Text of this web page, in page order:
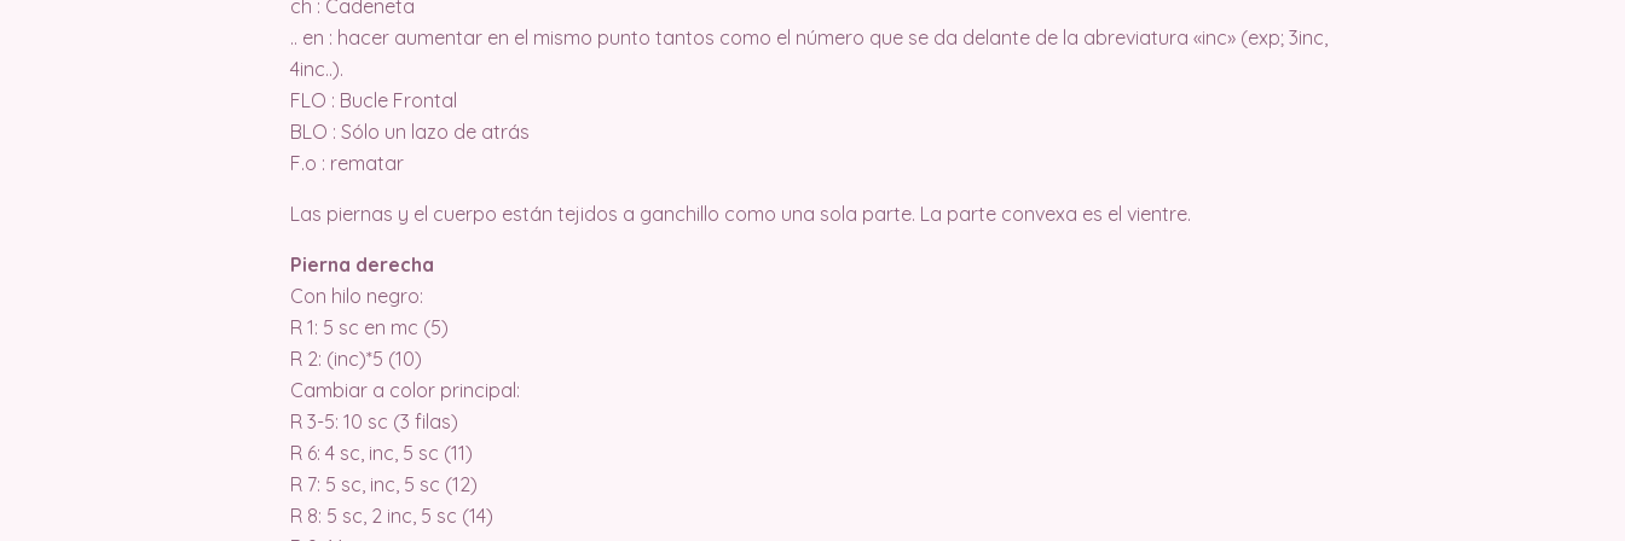
ch : Cadeneta
.. en : hacer aumentar en el mismo punto tantos como el número que se da delante de la abreviatura «inc» (exp; 3inc,
4inc..).
FLO : Bucle Frontal
BLO : Sólo un lazo de atrás
F.o : rematar
Las piernas y el cuerpo están tejidos a ganchillo como una sola parte. La parte convexa es el vientre.
Pierna derecha
Con hilo negro:
R 1: 5 sc en mc (5)
R 2: (inc)*5 (10)
Cambiar a color principal:
R 3-5: 10 sc (3 filas)
R 6: 4 sc, inc, 5 sc (11)
R 7: 5 sc, inc, 5 sc (12)
R 8: 5 sc, 2 inc, 5 sc (14)